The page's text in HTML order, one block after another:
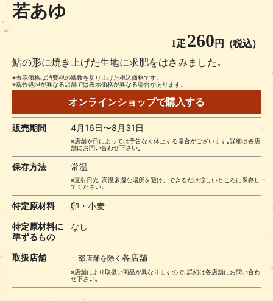
若あゆ
1疋 260 円（税込）
鮎の形に焼き上げた生地に求肥をはさみました｡
※表示価格は消費税の端数を切り上げた税込価格です。
※端数処理が異なる店舗では表示価格が異なる場合があります。
オンラインショップで購入する
販売期間 4月16日〜8月31日
※店舗や日によっては予告なく休止する場合がございます｡詳細は各店
舗にお問い合わせ下さい｡
保存方法 常温
※直射日光･高温多湿な場所を避け、できるだけ涼しいところに保存し
てください。
特定原材料
卵・小麦
特定原材料に
準ずるもの
なし
取扱店舗 一部店舗を除く 各店舗
※店舗により取扱い商品が異なりますので､詳細は各店舗にお問い合わ
せ下さい｡